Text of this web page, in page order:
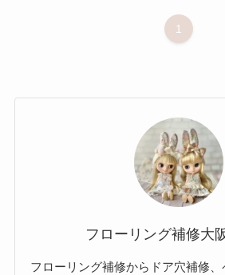
1
フローリング補修大
フローリング補修からドア穴補修